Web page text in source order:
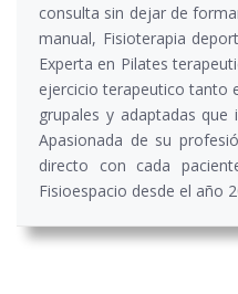
consulta sin dejar de
manual, Fisioterapia
Experta en Pilates
ejercicio terapeutico tanto
grupales y adaptadas
Apasionada de su
directo con cada
Fisioespacio desde el año